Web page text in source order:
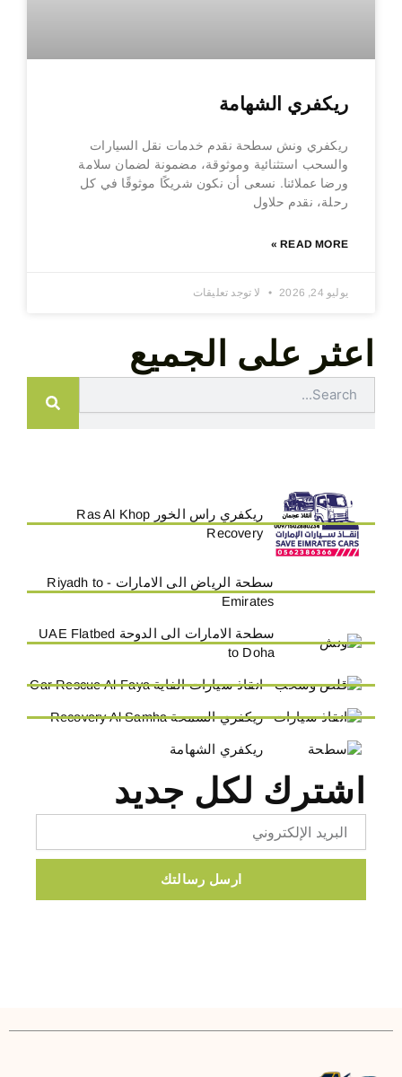
ريكفري الشهامة
ريكفري ونش سطحة نقدم خدمات نقل السيارات
والسحب استثنائية وموثوقة، مضمونة لضمان سلامة
ورضا عملائنا. نسعى أن نكون شريكًا موثوقًا في كل
رحلة، نقدم حلاول
READ MORE »
يوليو 24, 2026 لا توجد تعليقات
اعثر على الجميع
ريكفري راس الخور Ras Al Khop
Recovery
سطحة الرياض الى الامارات - Riyadh to
Emirates
سطحة الامارات الى الدوحة UAE Flatbed
to Doha
انقاذ سيارات الفاية Car Rescue Al-Faya
ريكفري السمحة Recovery Al Samha
ريكفري الشهامة
اشترك لكل جديد
ارسل رسالتك